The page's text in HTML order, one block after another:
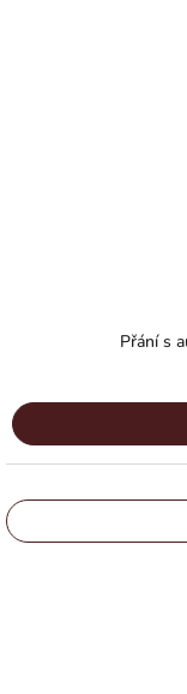
Přání s